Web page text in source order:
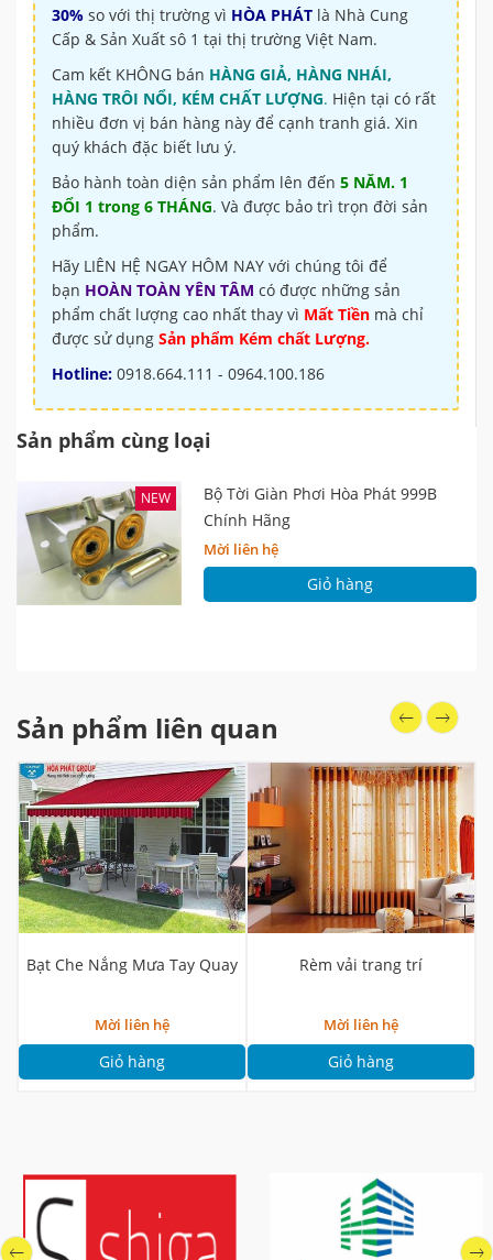
30% so với thị trường vì HÒA PHÁT là Nhà Cung
Cấp & Sản Xuất sô 1 tại thị trường Việt Nam.
Cam kết KHÔNG bán HÀNG GIẢ, HÀNG NHÁI,
HÀNG TRÔI NỔI, KÉM CHẤT LƯỢNG. Hiện tại có rất
nhiều đơn vị bán hàng này để cạnh tranh giá. Xin
quý khách đặc biết lưu ý.
Bảo hành toàn diện sản phẩm lên đến 5 NĂM. 1
ĐỔI 1 trong 6 THÁNG. Và được bảo trì trọn đời sản
phẩm.
Hãy LIÊN HỆ NGAY HÔM NAY với chúng tôi để
bạn HOÀN TOÀN YÊN TÂM có được những sản
phẩm chất lượng cao nhất thay vì Mất Tiền mà chỉ
được sử dụng Sản phẩm Kém chất Lượng.
Hotline: 0918.664.111 - 0964.100.186
Sản phẩm cùng loại
NEW
Bộ Tời Giàn Phơi Hòa Phát 999B
Chính Hãng
Mời liên hệ
Giỏ hàng
Sản phẩm liên quan
Bạt Che Nắng Mưa Tay Quay
Mời liên hệ
Giỏ hàng
Rèm vải trang trí
Mời liên hệ
Giỏ hàng